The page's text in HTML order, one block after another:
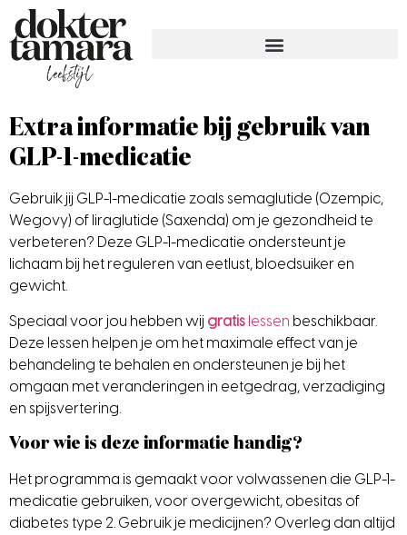
Extra informatie bij gebruik van
GLP-1-medicatie
Gebruik jij GLP-1-medicatie zoals semaglutide (Ozempic,
Wegovy) of liraglutide (Saxenda) om je gezondheid te
verbeteren? Deze GLP-1-medicatie ondersteunt je
lichaam bij het reguleren van eetlust, bloedsuiker en
gewicht.
Speciaal voor jou hebben wij gratis lessen beschikbaar.
Deze lessen helpen je om het maximale effect van je
behandeling te behalen en ondersteunen je bij het
omgaan met veranderingen in eetgedrag, verzadiging
en spijsvertering.
Voor wie is deze informatie handig?
Het programma is gemaakt voor volwassenen die GLP-1-
medicatie gebruiken, voor overgewicht, obesitas of
diabetes type 2. Gebruik je medicijnen? Overleg dan altijd